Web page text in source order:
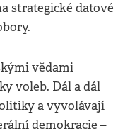
strategické datové
vědami
voleb. Dál a dál
a vyvolávají
demokracie –